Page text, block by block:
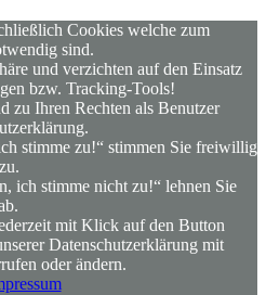
Cookies welche zum
sind.
und verzichten auf den Einsatz
bzw. Tracking-Tools!
zu Ihren Rechten als Benutzer
stimme zu!“ stimmen Sie freiwillig
ich stimme nicht zu!“ lehnen Sie
mit Klick auf den Button
Datenschutzerklärung mit
oder ändern.